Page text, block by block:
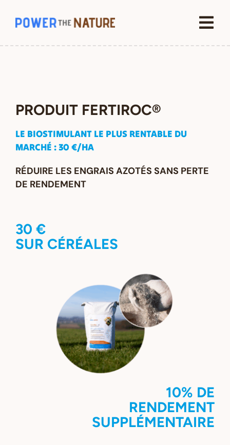
Brevets
Engagements
PRODUIT FERTIROC®
LE BIOSTIMULANT LE PLUS RENTABLE DU
MARCHÉ : 30 €/HA
RÉDUIRE LES ENGRAIS AZOTÉS SANS PERTE
DE RENDEMENT
30 €
SUR CÉRÉALES
10% DE
RENDEMENT
SUPPLÉMENTAIRE